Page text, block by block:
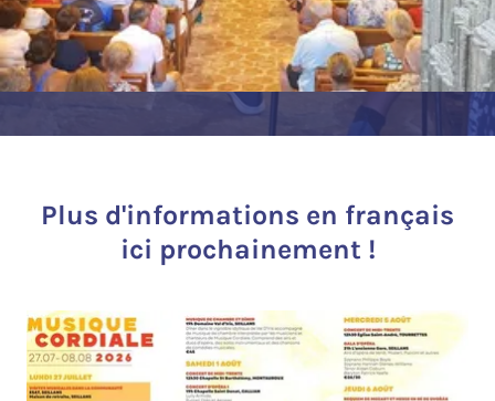
Plus d'informations en français
ici prochainement !